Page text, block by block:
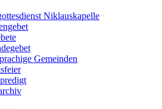
Niklauskapelle
Gemeinden